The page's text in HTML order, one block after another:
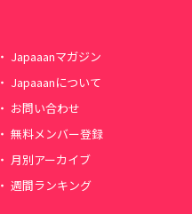
Japaaanマガジン
Japaaanについて
お問い合わせ
無料メンバー登録
月別アーカイブ
週間ランキング